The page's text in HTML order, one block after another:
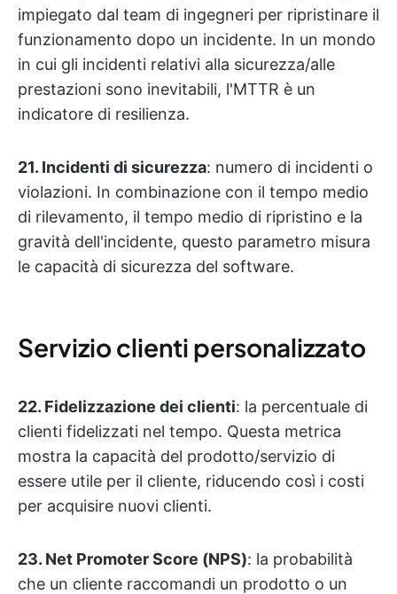
impiegato dal team di ingegneri per ripristinare il
funzionamento dopo un incidente. In un mondo
in cui gli incidenti relativi alla sicurezza/alle
prestazioni sono inevitabili, l'MTTR è un
indicatore di resilienza.
21. Incidenti di sicurezza: numero di incidenti o
violazioni. In combinazione con il tempo medio
di rilevamento, il tempo medio di ripristino e la
gravità dell'incidente, questo parametro misura
le capacità di sicurezza del software.
Servizio clienti personalizzato
22. Fidelizzazione dei clienti: la percentuale di
clienti fidelizzati nel tempo. Questa metrica
mostra la capacità del prodotto/servizio di
essere utile per il cliente, riducendo così i costi
per acquisire nuovi clienti.
23. Net Promoter Score (NPS): la probabilità
che un cliente raccomandi un prodotto o un